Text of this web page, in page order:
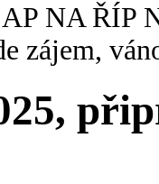
NA ŘÍP
zájem,